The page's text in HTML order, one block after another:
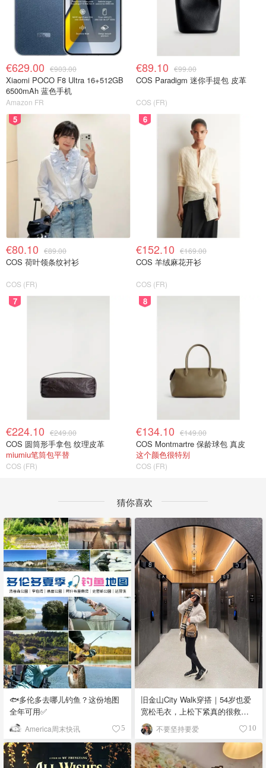
€629.00 €903.00
Xiaomi POCO F8 Ultra 16+512GB
6500mAh 蓝色手机
Amazon FR
€89.10 €99.00
COS Paradigm 迷你手提包 皮革
COS (FR)
5
€80.10 €89.00
COS 荷叶领条纹衬衫
COS (FR)
6
€152.10 €169.00
COS 羊绒麻花开衫
COS (FR)
7
€224.10 €249.00
COS 圆筒形手拿包 纹理皮革
miumiu笔筒包平替
COS (FR)
8
€134.10 €149.00
COS Montmartre 保龄球包 真皮
这个颜色很特别
COS (FR)
猜你喜欢
🐟多伦多去哪儿钓鱼？这份地图
全年可用✅
America周末快讯 5
旧金山City Walk穿搭｜54岁也爱
宽松毛衣，上松下紧真的很救比
例
不要坚持要爱 10